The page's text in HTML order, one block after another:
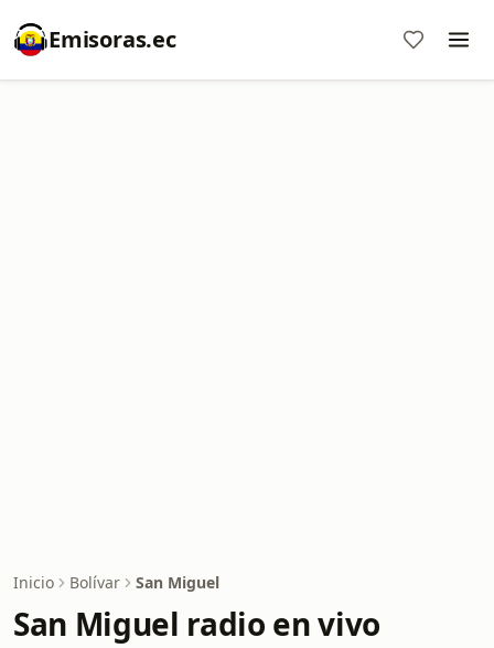
Emisoras.ec
Inicio Bolívar San Miguel
San Miguel radio en vivo